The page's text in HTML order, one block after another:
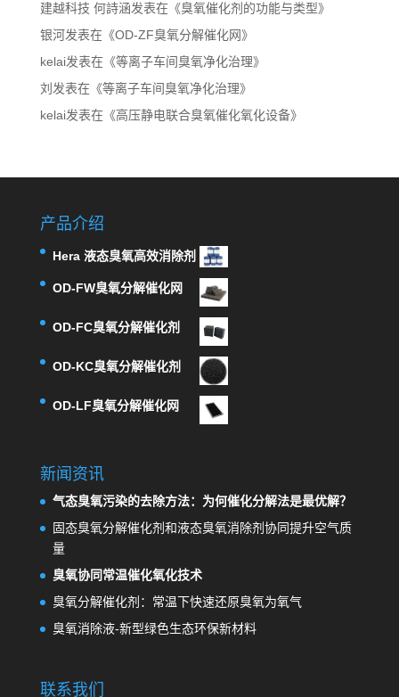
建越科技 何詩涵发表在《臭氧催化剂的功能与类型》
银河发表在《OD-ZF臭氧分解催化网》
kelai发表在《等离子车间臭氧净化治理》
刘 发表在《等离子车间臭氧净化治理》
kelai发表在《高压静电联合臭氧催化氧化设备》
产品介绍
Hera 液态臭氧高效消除剂
OD-FW臭氧分解催化网
OD-FC臭氧分解催化剂
OD-KC臭氧分解催化剂
OD-LF臭氧分解催化网
新闻资讯
气态臭氧污染的去除方法：为何催化分解法是最优解？
固态臭氧分解催化剂和液态臭氧消除剂协同提升空气质
量
臭氧协同常温催化氧化技术
臭氧分解催化剂：常温下快速还原臭氧为氧气
臭氧消除液-新型绿色生态环保新材料
联系我们